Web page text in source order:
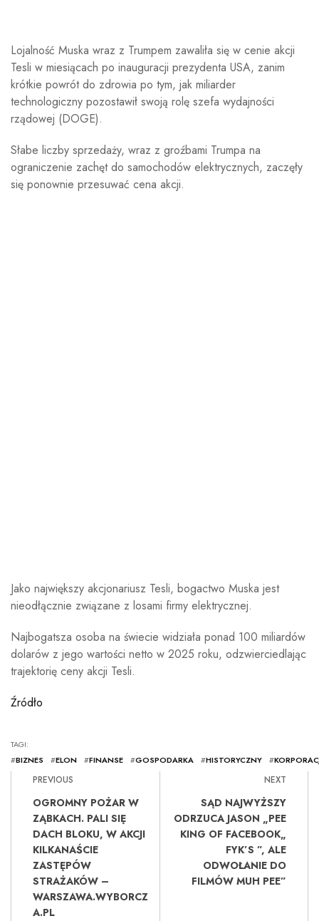
Lojalność Muska wraz z Trumpem zawaliła się w cenie akcji
Tesli w miesiącach po inauguracji prezydenta USA, zanim
krótkie powrót do zdrowia po tym, jak miliarder
technologiczny pozostawił swoją rolę szefa wydajności
rządowej (DOGE).
Słabe liczby sprzedaży, wraz z groźbami Trumpa na
ograniczenie zachęt do samochodów elektrycznych, zaczęły
się ponownie przesuwać cena akcji.
Jako największy akcjonariusz Tesli, bogactwo Muska jest
nieodłącznie związane z losami firmy elektrycznej.
Najbogatsza osoba na świecie widziała ponad 100 miliardów
dolarów z jego wartości netto w 2025 roku, odzwierciedlając
trajektorię ceny akcji Tesli.
Źródło
TAGI:
#BIZNES #ELON #FINANSE #GOSPODARKA #HISTORYCZNY #
PREVIOUS
OGROMNY POŻAR W
ZĄBKACH. PALI SIĘ
DACH BLOKU, W AKCJI
KILKANAŚCIE
ZASTĘPÓW
STRAŻAKÓW –
WARSZAWA.WYBORCZ
A.PL
NEXT
SĄD NAJWYŻSZY
ODRZUCA JASON „PEE
KING OF FACEBOOK„
FYK’S ”, ALE
ODWOŁANIE DO
FILMÓW MUH PEE”